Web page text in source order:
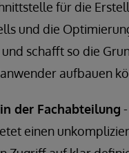
für die
und die
schafft so die
aufbauen
der Fachabteilung
einen